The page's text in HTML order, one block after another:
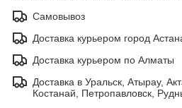
Самовывоз
Доставка курьером город
Доставка курьером по Алматы
Доставка в Уральск, Атырау,
Костанай, Петропавловск,